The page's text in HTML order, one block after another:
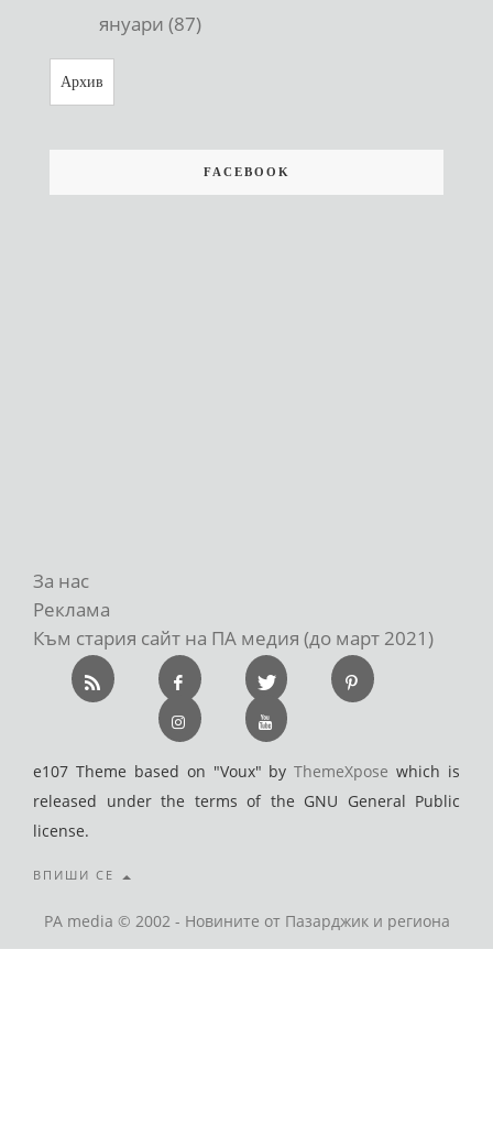
януари (87)
Архив
FACEBOOK
За нас
Реклама
Към стария сайт на ПА медия (до март 2021)
e107 Theme based on "Voux" byThemeXpose which is
released under the terms of the GNU General Public
license.
ВПИШИ СЕ
PA media © 2002 - Новините от Пазарджик и региона